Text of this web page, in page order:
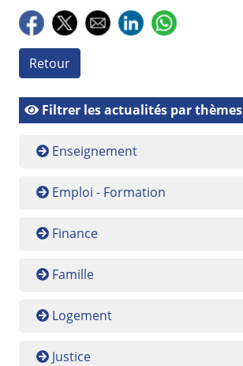
Retour
Filtrer les actualités par thèmes
Enseignement
Emploi - Formation
Finance
Famille
Logement
Justice